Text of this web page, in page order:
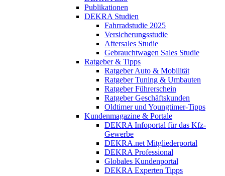
Publikationen
DEKRA Studien
Fahrradstudie 2025
Versicherungsstudie
Aftersales Studie
Gebrauchtwagen Sales Studie
Ratgeber & Tipps
Ratgeber Auto & Mobilität
Ratgeber Tuning & Umbauten
Ratgeber Führerschein
Ratgeber Geschäftskunden
Oldtimer und Youngtimer-Tipps
Kundenmagazine & Portale
DEKRA Infoportal für das Kfz-
Gewerbe
DEKRA.net Mitgliederportal
DEKRA Professional
Globales Kundenportal
DEKRA Experten Tipps